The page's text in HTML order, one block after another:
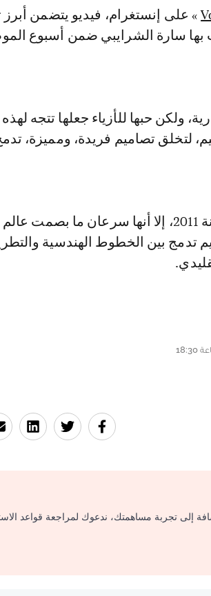
» على إنستغرام، فيديو يتضمن أبرز
بها سارة الشرايبي ضمن أسبوع
ولكن حبها للأزياء جعلها تتجه لهذه
لتخلق تصاميم فريدة، ومميزة،
أسست سارة الشرايبي علامتها سنة 2011، إلا أنها سرعان ما
تدمج بين الخطوط الهندسية
إلى تجربة مساهمتك، ندعوك لمراجعة قواعد